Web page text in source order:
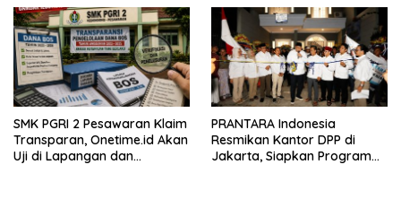
SMK PGRI 2 Pesawaran Klaim
Transparan, Onetime.id Akan
Uji di Lapangan dan
PRANTARA Indonesia
Resmikan Kantor DPP di
Jakarta, Siapkan Program